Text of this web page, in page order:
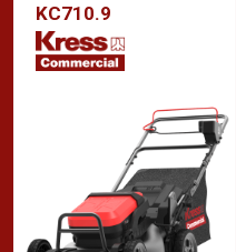
KC710.9